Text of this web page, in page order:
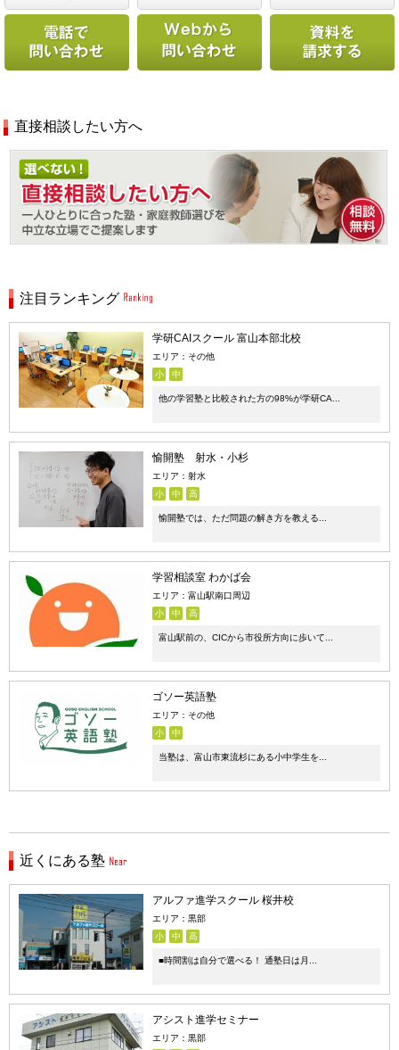
直接相談したい方へ
注目ランキング
学研CAIスクール 富山本部北校
エリア：その他
小
中
他の学習塾と比較された方の98%が学研CA...
愉開塾 射水・小杉
エリア：射水
小
中 高
愉開塾では、ただ問題の解き方を教える...
学習相談室 わかば会
エリア：富山駅南口周辺
小
中 高
富山駅前の、CICから市役所方向に歩いて...
ゴソー英語塾
エリア：その他
小
中
当塾は、富山市東流杉にある小中学生を...
近くにある塾
アルファ進学スクール 桜井校
エリア：黒部
小
中 高
■時間割は自分で選べる！ 通塾日は月...
アシスト進学セミナー
エリア：黒部